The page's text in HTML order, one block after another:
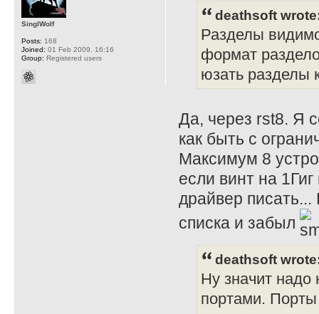
deathsoft
Разделы
формат
юзать разделы
Да, через rst8. Я
как быть с
Максимум 8
если винт на
драйвер
списка и забыл
deathsoft
Ну значит
портами.
SinglWolf
Posts: 168
Joined: 01 Feb 2009, 16:16
Group: Registered users